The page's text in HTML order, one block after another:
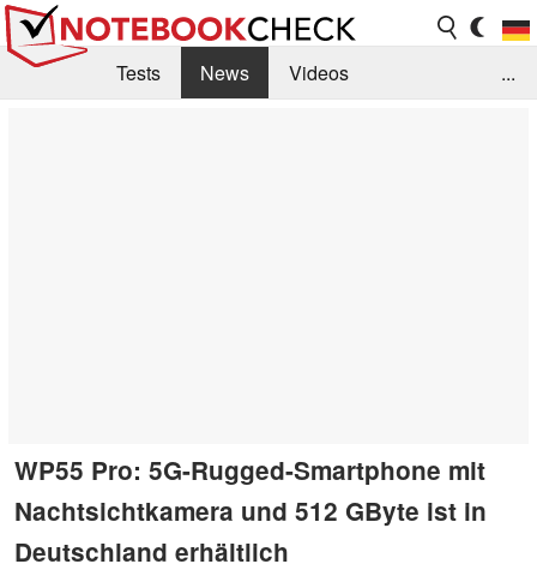
Tests News
Videos
...
WP55 Pro: 5G-Rugged-Smartphone mit
Nachtsichtkamera und 512 GByte ist in
Deutschland erhältlich